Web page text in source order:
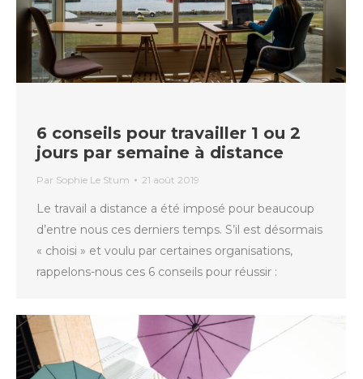
6 conseils pour travailler 1 ou 2
jours par semaine à distance
Par Sophie Le Stum 21 août 2019
Le travail a distance a été imposé pour beaucoup
d’entre nous ces derniers temps. S’il est désormais
« choisi » et voulu par certaines organisations,
rappelons-nous ces 6 conseils pour réussir :